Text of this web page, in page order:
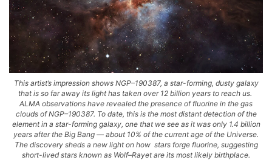
This artist’s impression shows NGP–190387, a star-forming, dusty galaxy
that is so far away its light has taken over 12 billion years to reach us.
ALMA observations have revealed the presence of fluorine in the gas
clouds of NGP–190387. To date, this is the most distant detection of the
element in a star-forming galaxy, one that we see as it was only 1.4 billion
years after the Big Bang — about 10% of the current age of the Universe.
The discovery sheds a new light on how stars forge fluorine, suggesting
short-lived stars known as Wolf–Rayet are its most likely birthplace.